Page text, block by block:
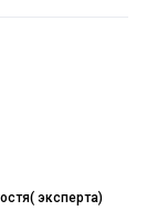
эксперта)